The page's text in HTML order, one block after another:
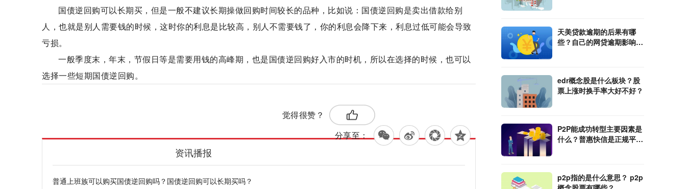
国债逆回购可以长期买，但是一般不建议长期操做回购时间较长的品种，比如说：国债逆回购是卖出借款给别
人，也就是别人需要钱的时候，这时你的利息是比较高，别人不需要钱了，你的利息会降下来，利息过低可能会导致
亏损。
一般季度末，年末，节假日等是需要用钱的高峰期，也是国债逆回购好入市的时机，所以在选择的时候，也可以
选择一些短期国债逆回购。
觉得很赞？
分享至：
资讯播报
普通上班族可以购买国债逆回购吗？国债逆回购可以长期买吗？
天美贷款逾期的后果有哪
些？自己的网贷逾期影响父
edr概念股是什么板块？股
票上涨时换手率大好不好？
P2P能成功转型主要因素是
什么？普惠快信是正规平台
p2p指的是什么意思？ p2p